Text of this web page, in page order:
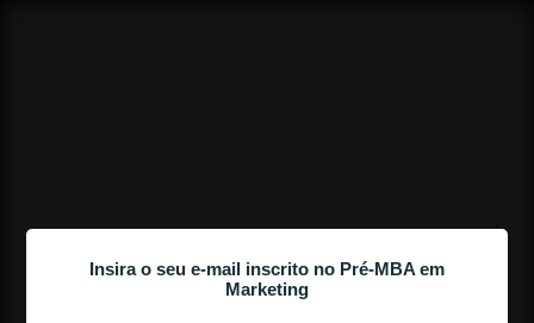
Melhores Momentos da Aula 4
Insira o seu e-mail inscrito no Pré-MBA em
Marketing